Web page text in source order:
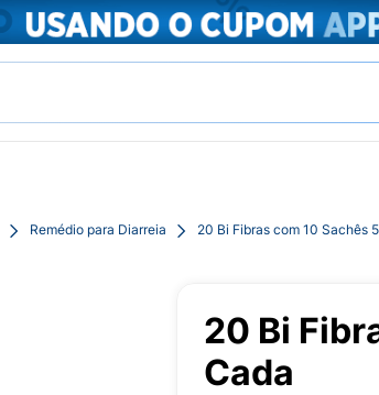
Remédio para Diarreia 20 Bi Fibras com 10 Sachês
20 Bi
Cada